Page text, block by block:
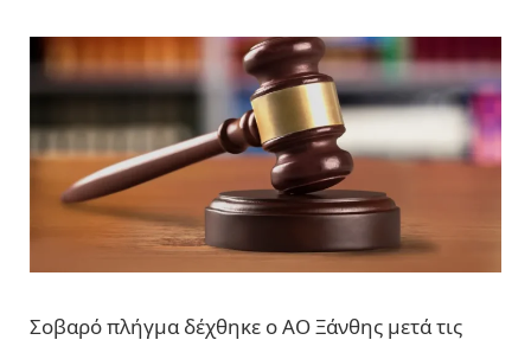
Σοβαρό πλήγμα δέχθηκε ο ΑΟ Ξάνθης μετά τις